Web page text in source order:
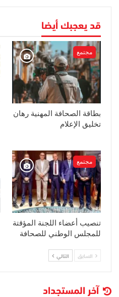
قد يعجبك أيضا
مجتمع
بطاقة الصحافة المهنية رهان
تخليق الإعلام
مجتمع
تنصيب أعضاء اللجنة المؤقتة
للمجلس الوطني للصحافة
السابق التالي
آخر المستجداد